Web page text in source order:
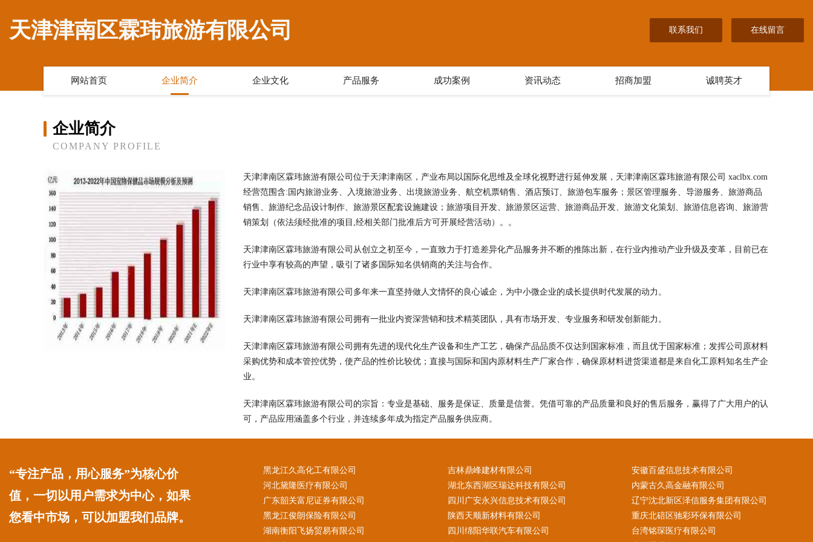
天津津南区霖玮旅游有限公司 联系我们 在线留言
网站首页 企业简介 企业文化 产品服务 成功案例 资讯动态 招商加盟 诚聘英才
企业简介
COMPANY PROFILE
天津津南区霖玮旅游有限公司位于天津津南区，产业布局以国际化思维及全球化视野进行延伸发展，天津津南区霖玮旅游有限公司 xaclbx.com
经营范围含:国内旅游业务、入境旅游业务、出境旅游业务、航空机票销售、酒店预订、旅游包车服务；景区管理服务、导游服务、旅游商品
销售、旅游纪念品设计制作、旅游景区配套设施建设；旅游项目开发、旅游景区运营、旅游商品开发、旅游文化策划、旅游信息咨询、旅游营
销策划（依法须经批准的项目,经相关部门批准后方可开展经营活动）。。
天津津南区霖玮旅游有限公司从创立之初至今，一直致力于打造差异化产品服务并不断的推陈出新，在行业内推动产业升级及变革，目前已在
行业中享有较高的声望，吸引了诸多国际知名供销商的关注与合作。
天津津南区霖玮旅游有限公司多年来一直坚持做人文情怀的良心诚企，为中小微企业的成长提供时代发展的动力。
天津津南区霖玮旅游有限公司拥有一批业内资深营销和技术精英团队，具有市场开发、专业服务和研发创新能力。
天津津南区霖玮旅游有限公司拥有先进的现代化生产设备和生产工艺，确保产品品质不仅达到国家标准，而且优于国家标准；发挥公司原材料
采购优势和成本管控优势，使产品的性价比较优；直接与国际和国内原材料生产厂家合作，确保原材料进货渠道都是来自化工原料知名生产企
业。
天津津南区霖玮旅游有限公司的宗旨：专业是基础、服务是保证、质量是信誉。凭借可靠的产品质量和良好的售后服务，赢得了广大用户的认
可，产品应用涵盖多个行业，并连续多年成为指定产品服务供应商。
“专注产品，用心服务”为核心价
值，一切以用户需求为中心，如果
您看中市场，可以加盟我们品牌。
黑龙江久高化工有限公司 吉林鼎峰建材有限公司
安徽百盛信息技术有限公司
河北黛隆医疗有限公司
湖北东西湖区瑞达科技有限公司
内蒙古久高金融有限公司
广东韶关富尼证券有限公司
四川广安永兴信息技术有限公司
辽宁沈北新区泽信服务集团有限公司
黑龙江俊朗保险有限公司
陕西天顺新材料有限公司
重庆北碚区驰彩环保有限公司
湖南衡阳飞扬贸易有限公司
四川绵阳华联汽车有限公司
台湾铭琛医疗有限公司